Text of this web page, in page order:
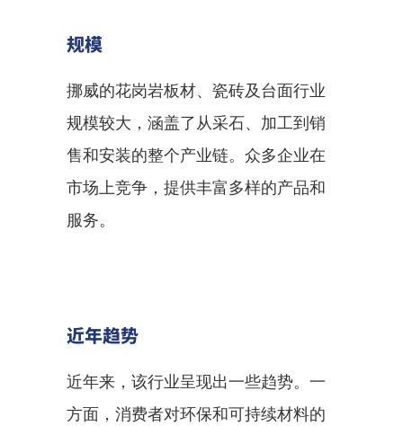
规模
挪威的花岗岩板材、瓷砖及台面行业
规模较大，涵盖了从采石、加工到销
售和安装的整个产业链。众多企业在
市场上竞争，提供丰富多样的产品和
服务。
近年趋势
近年来，该行业呈现出一些趋势。一
方面，消费者对环保和可持续材料的